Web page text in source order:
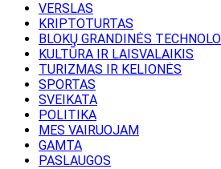
VERSLAS
KRIPTOTURTAS
BLOKŲ GRANDINĖS
KULTŪRA IR LAISVALAIKIS
TURIZMAS IR KELIONĖS
SPORTAS
SVEIKATA
POLITIKA
MES VAIRUOJAM
GAMTA
PASLAUGOS